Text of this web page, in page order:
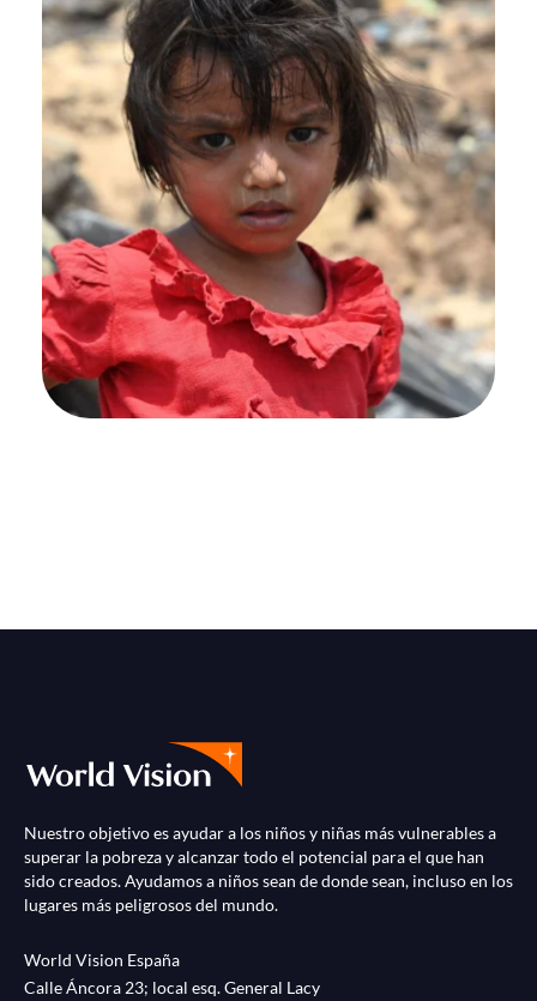
Nuestro objetivo es ayudar a los niños y niñas más vulnerables a
superar la pobreza y alcanzar todo el potencial para el que han
sido creados. Ayudamos a niños sean de donde sean, incluso en los
lugares más peligrosos del mundo.
World Vision España
Calle Áncora 23; local esq. General Lacy